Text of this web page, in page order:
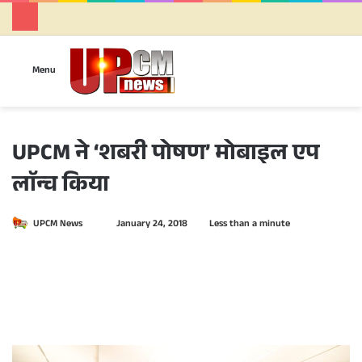
Menu
UPCM ने ‘शबरी पोषण’ मोबाइल एप
लाॅन्च किया
UPCM News
e
January 24, 2018 Less than a minute